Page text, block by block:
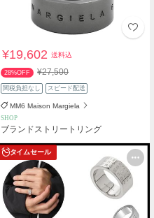
¥19,602送料込
28%OFF ¥27,500
関税負担なし スピード配送
MM6 Maison Margiela
SHOP
ブランドストリートリング
タイムセール